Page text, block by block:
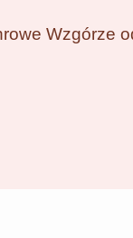
Wzgórze